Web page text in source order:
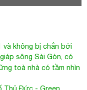
và không bị chắn bởi
sông Sài Gòn, có
toà nhà có tầm nhìn